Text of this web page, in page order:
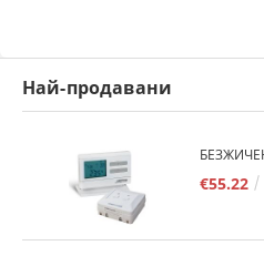
Най-продавани
€55.22